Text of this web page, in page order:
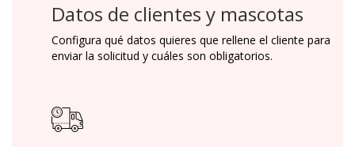
Datos de clientes y mascotas
Configura qué datos quieres que rellene el cliente para
enviar la solicitud y cuáles son obligatorios.